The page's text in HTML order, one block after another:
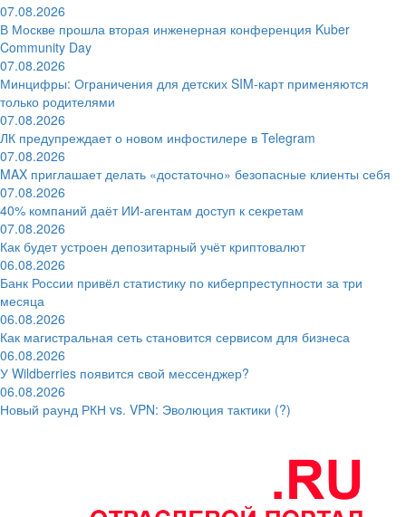
07.08.2026
В Москве прошла вторая инженерная конференция Kuber
Community Day
07.08.2026
Минцифры: Ограничения для детских SIM-карт применяются
только родителями
07.08.2026
ЛК предупреждает о новом инфостилере в Telegram
07.08.2026
MAX приглашает делать «достаточно» безопасные клиенты себя
07.08.2026
40% компаний даёт ИИ‑агентам доступ к секретам
07.08.2026
Как будет устроен депозитарный учёт криптовалют
06.08.2026
Банк России привёл статистику по киберпреступности за три
месяца
06.08.2026
Как магистральная сеть становится сервисом для бизнеса
06.08.2026
У Wildberries появится свой мессенджер?
06.08.2026
Новый раунд РКН vs. VPN: Эволюция тактики (?)